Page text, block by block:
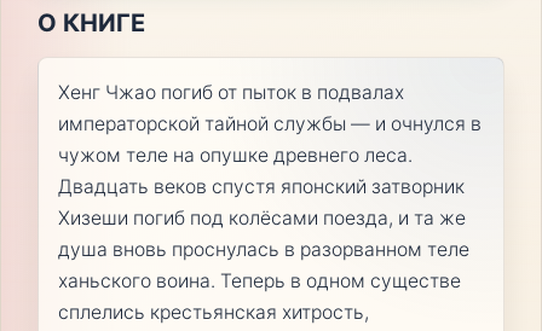
О КНИГЕ
Хенг Чжао погиб от пыток в подвалах
императорской тайной службы — и очнулся в
чужом теле на опушке древнего леса.
Двадцать веков спустя японский затворник
Хизеши погиб под колёсами поезда, и та же
душа вновь проснулась в разорванном теле
ханьского воина. Теперь в одном существе
сплелись крестьянская хитрость,